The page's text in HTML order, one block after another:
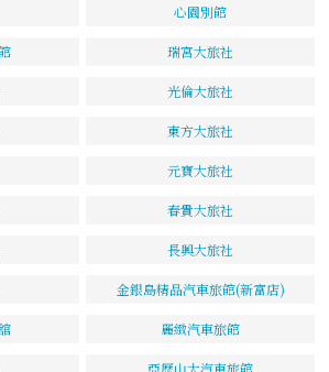
心園別館
瑞宮大旅社
光倫大旅社
東方大旅社
元寶大旅社
春貴大旅社
長興大旅社
金銀島精品汽車旅館(新富店)
麗緻汽車旅館
亞歷山大汽車旅館